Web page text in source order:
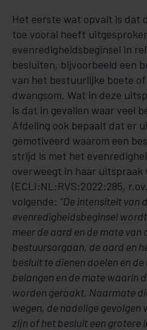
Het eerste wat opvalt is dat
toe vooral heeft
evenredigheidsbeginsel in
besluiten, bijvoorbeeld een
van het bestuurlijke boete
dwangsom. Wat in deze
is dat in gevallen waar veel
Afdeling ook bepaalt dat er
gemotiveerd waarom een
strijd is met het
overweegt in haar uitspraak
(ECLI:NL:RVS:2022:285,
volgende: “De intensiteit van
evenredigheidsbeginsel
meer de aard en de mate
bestuursorgaan, de aard en
besluit te dienen doelen en
belangen en de mate waarin
worden geraakt. Naarmate
wegen, de nadelige gevolgen
zijn of het besluit een grotere